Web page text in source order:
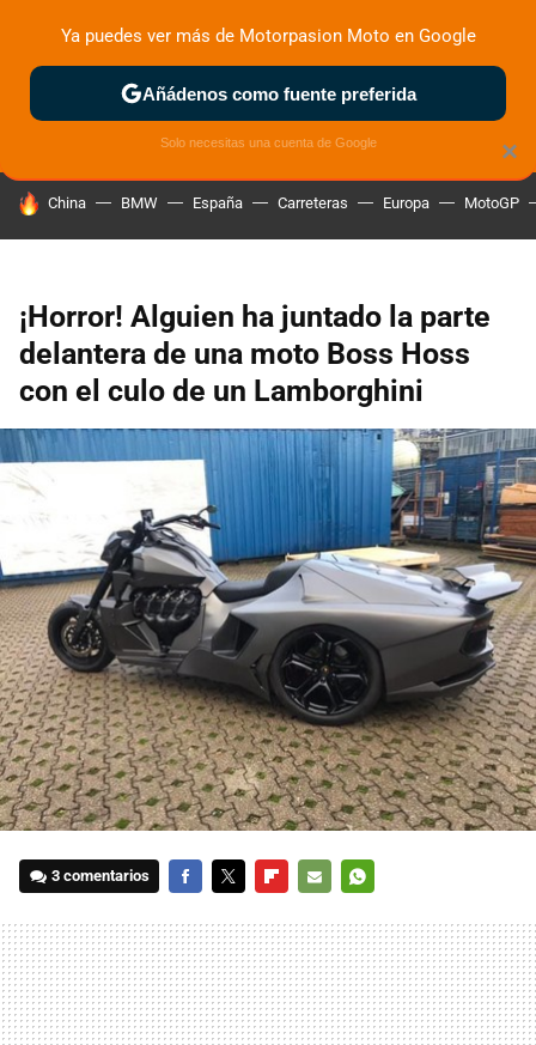
ZONA DE PRUEBAS DEPORTIVAS MOTOS ELÉCTRICAS
HOY SE HABLA DE
China BMW España Carreteras Europa MotoGP
¡Horror! Alguien ha juntado la parte
delantera de una moto Boss Hoss
con el culo de un Lamborghini
3 comentarios
MAIL
×
Ya puedes ver más de Motorpasion Moto en Google
Añádenos como fuente preferida
Solo necesitas una cuenta de Google